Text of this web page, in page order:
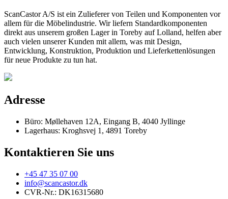
ScanCastor A/S ist ein Zulieferer von Teilen und Komponenten vor
allem für die Möbelindustrie. Wir liefern Standardkomponenten
direkt aus unserem großen Lager in Toreby auf Lolland, helfen aber
auch vielen unserer Kunden mit allem, was mit Design,
Entwicklung, Konstruktion, Produktion und Lieferkettenlösungen
für neue Produkte zu tun hat.
Adresse
Büro: Møllehaven 12A, Eingang B, 4040 Jyllinge
Lagerhaus: Kroghsvej 1, 4891 Toreby
Kontaktieren Sie uns
+45 47 35 07 00
info@scancastor.dk
CVR-Nr.: DK16315680